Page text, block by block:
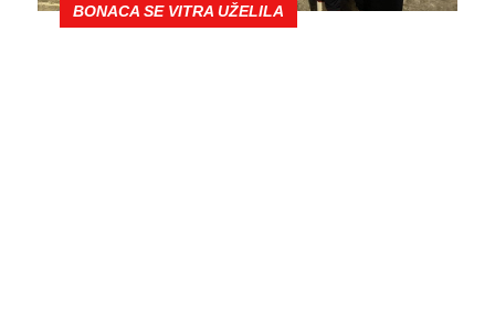
BONACA SE VITRA UŽELILA